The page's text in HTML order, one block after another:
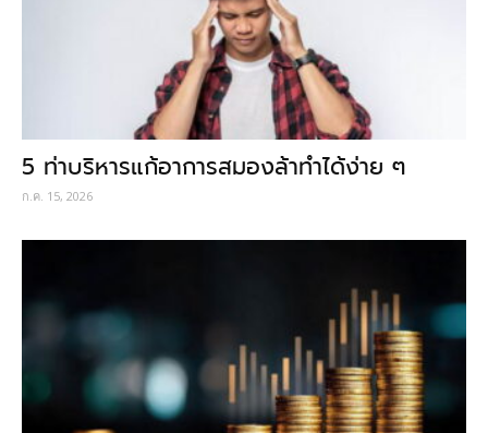
5 ท่าบริหารแก้อาการสมองล้าทำได้ง่าย ๆ
ก.ค. 15, 2026